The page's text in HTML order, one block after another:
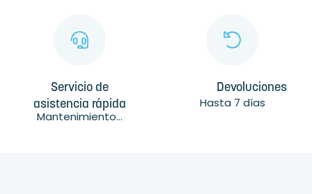
Servicio de
asistencia rápida
Mantenimiento...
Devoluciones
Hasta 7 días